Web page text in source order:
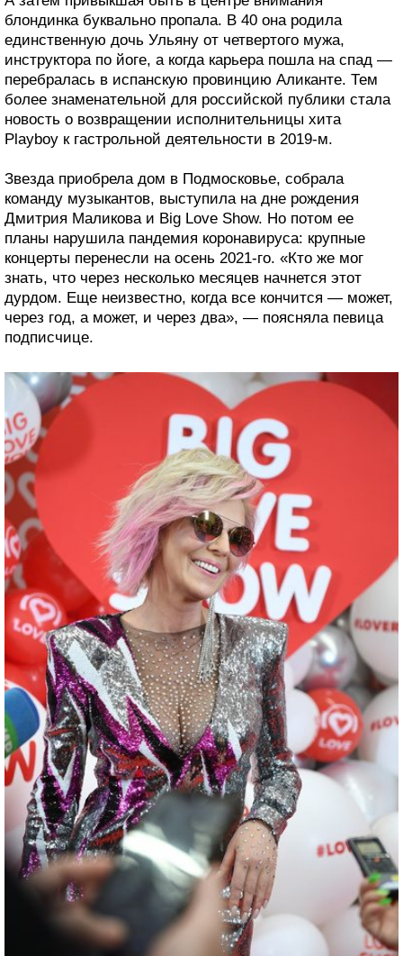
блондинка буквально пропала. В 40 она родила
единственную дочь Ульяну от четвертого мужа,
инструктора по йоге, а когда карьера пошла на спад —
перебралась в испанскую провинцию Аликанте. Тем
более знаменательной для российской публики стала
новость о возвращении исполнительницы хита
Playboy к гастрольной деятельности в 2019-м.
Звезда приобрела дом в Подмосковье, собрала
команду музыкантов, выступила на дне рождения
Дмитрия Маликова и Big Love Show. Но потом ее
планы нарушила пандемия коронавируса: крупные
концерты перенесли на осень 2021-го. «Кто же мог
знать, что через несколько месяцев начнется этот
дурдом. Еще неизвестно, когда все кончится — может,
через год, а может, и через два», — поясняла певица
подписчице.